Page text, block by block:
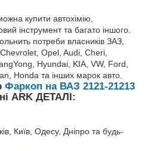
купити автохімію,
інструмент та багато іншого.
потреби власників ЗАЗ,
Opel, Audi, Cheri,
Hyundai, KIA, VW, Ford,
Honda та інших марок авто.
Фаркоп на ВАЗ 2121-21213
ARK ДЕТАЛІ:
Київ, Одесу, Дніпро та будь-